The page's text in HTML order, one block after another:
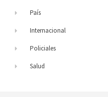
País
Internacional
Policiales
Salud